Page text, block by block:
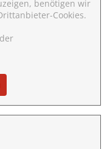
benötigen wir
Cookies.